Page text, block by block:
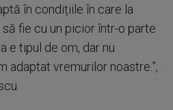
în condițiile în care la
fie cu un picior într-o parte
e tipul de om, dar nu
adaptat vremurilor noastre.”,